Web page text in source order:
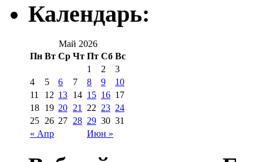
Календарь:
Май 2026
Пн Вт Ср Чт Пт Сб Вс
« Апр Июн »
1 2
3
4
5 6 7 8 9
10
11
12 13 14 15 16 17
18 19 20 21 22 23 24
25 26 27 28 29 30 31